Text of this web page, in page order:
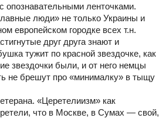
ленточками.
люди» не только Украины и
европейском городке всех т.н.
друг друга знают и
тужит по красной звездочке, как
звездочки были, и от него немцы
не брешут про «минималку» в тыщу
«Церетелиизм» как
что в Москве, в Сумах — свой,